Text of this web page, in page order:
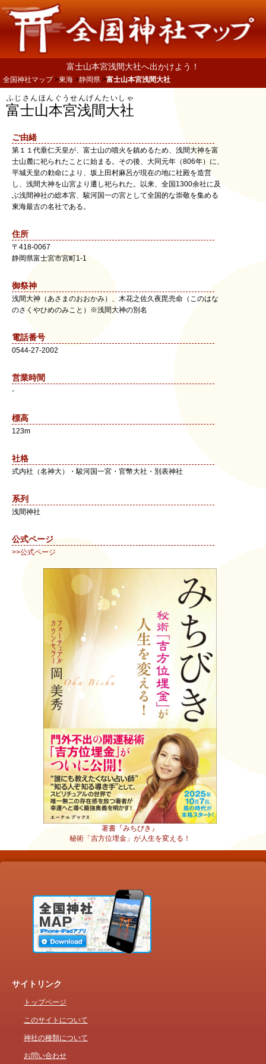
富士山本宮浅間大社へ出かけよう！
全国神社マップ 東海 静岡県 富士山本宮浅間大社
富士山本宮浅間大社
ふじさんほんぐうせんげんたいしゃ
ご由緒
第１１代垂仁天皇が、富士山の噴火を鎮めるため、浅間大神を富
士山麓に祀られたことに始まる。その後、大同元年（806年）に、
平城天皇の勅命により、坂上田村麻呂が現在の地に社殿を造営
し、浅間大神を山宮より遷し祀られた。以来、全国1300余社に及
ぶ浅間神社の総本宮、駿河国一の宮として全国的な崇敬を集める
東海最古の名社である。
住所
〒 418-0067
静岡県富士宮市宮町1-1
御祭神
浅間大神（あさまのおおかみ）、木花之佐久夜毘売命（このはな
のさくやひめのみこと）※浅間大神の別名
電話番号
0544-27-2002
営業時間
-
標高
123m
社格
式内社（名神大）・駿河国一宮・官幣大社・別表神社
系列
浅間神社
公式ページ
>>公式ページ
著書『みちびき』
秘術「吉方位埋金」が人生を変える！
サイトリンク
トップページ
このサイトについて
神社の種類について
お問い合わせ